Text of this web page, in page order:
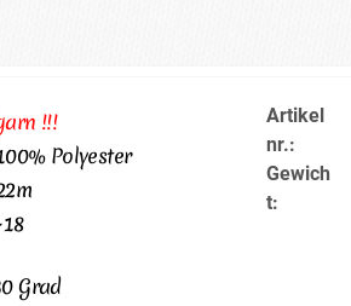
!!!
Polyester
Grad
Artikel
nr.:
Gewich
t: